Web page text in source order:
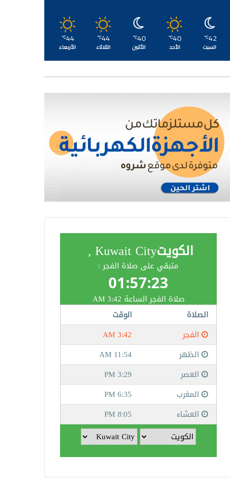
42
℃
السبت
40
℃
الأحد
40
℃
الأثنين
44
℃
الثلاثاء
44
℃
الأربعاء